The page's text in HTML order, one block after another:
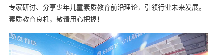
专家研讨、分享少年儿童素质教育前沿理论，引领行业未来发展。
素质教育良机，敬请用心把握！